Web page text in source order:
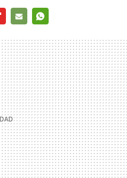
MAIL